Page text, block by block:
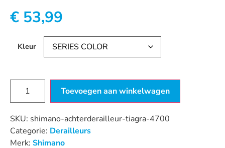
€ 53,99
Kleur
Toevoegen aan winkelwagen
SKU: shimano-achterderailleur-tiagra-4700
Categorie: Derailleurs
Merk: Shimano